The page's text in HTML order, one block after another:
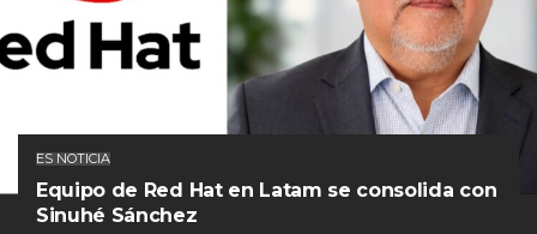
ES NOTICIA
Equipo de Red Hat en Latam se consolida con
Sinuhé Sánchez